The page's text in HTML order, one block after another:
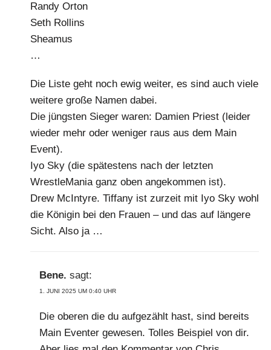
Randy Orton
Seth Rollins
Sheamus
…
Die Liste geht noch ewig weiter, es sind auch viele
weitere große Namen dabei.
Die jüngsten Sieger waren: Damien Priest (leider
wieder mehr oder weniger raus aus dem Main
Event).
Iyo Sky (die spätestens nach der letzten
WrestleMania ganz oben angekommen ist).
Drew McIntyre. Tiffany ist zurzeit mit Iyo Sky wohl
die Königin bei den Frauen – und das auf längere
Sicht. Also ja …
Bene. sagt:
1. JUNI 2025 UM 0:40 UHR
Die oberen die du aufgezählt hast, sind bereits
Main Eventer gewesen. Tolles Beispiel von dir.